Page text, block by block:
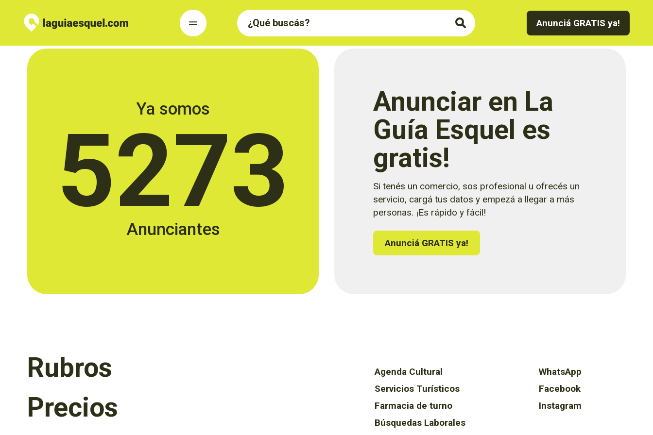
Anunciá GRATIS ya!
Ya somos
5273
Anunciantes
Anunciar en La
Guía Esquel es
gratis!
Si tenés un comercio, sos profesional u ofrecés un
servicio, cargá tus datos y empezá a llegar a más
personas. ¡Es rápido y fácil!
Anunciá GRATIS ya!
Rubros
Precios
Agenda Cultural
Servicios Turísticos
Farmacia de turno
Búsquedas Laborales
WhatsApp
Facebook
Instagram